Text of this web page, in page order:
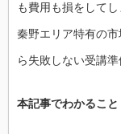
も費用も損をして
秦野エリア特有の
ら失敗しない受講
本記事でわかること